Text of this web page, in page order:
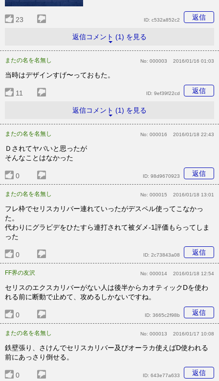
23 返信
ID: c532a852c2
返信コメント (1) を見る
またの名を名無し No: 000003 2016/01/16 01:03
当時はデザインすげ〜っておもた。
11 返信
ID: 9ef39f22cd
返信コメント (1) を見る
またの名を名無し No: 000016 2016/01/18 22:43
Ｄされてヤバいと思ったが
そんなことはなかった
0 返信
ID: 98d9670923
またの名を名無し No: 000015 2016/01/18 13:01
フレ枠でセリスカリバー連れていったがデスペル使ってこなかっ
た。
代わりにグラビデをひたすら連打されて被ダメ-1評価もらってしま
った
0 返信
ID: 2c73843a08
FF界の友沢 No: 000014 2016/01/18 12:54
セリスのエクスカリバーがない人は後半からカオティックDを使わ
れる前に断動で止めて、攻めるしかないですね。
0 返信
ID: 3665c2f98b
またの名を名無し No: 000013 2016/01/17 10:08
鉄壁張り、さけんでセリスカリバー及びオーラカ使えばD使われる
前にあっさり倒せる。
0 返信
ID: 643e77a633